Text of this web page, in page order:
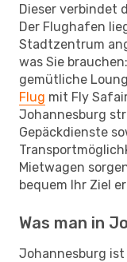
Dieser verbindet
Der Flughafen
Stadtzentrum
was Sie
gemütliche
Flug mit Fly
Johannesburg
Gepäckdienste
Mietwagen
bequem Ihr Ziel
Was man in
Johannesburg